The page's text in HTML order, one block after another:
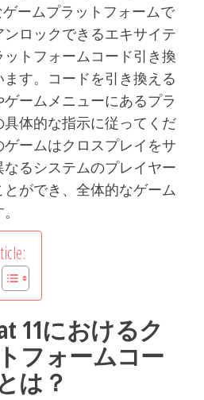
ゲームプラットフォームで
ロックできるエキサイテ
ットフォームコード引き換
す。コードを引き換える
ームメニューにあるプラ
体的な指示に従ってくだ
ームはクロスプレイをサ
るシステムのプレイヤー
ができ、全体的なゲーム
11におけるク
フォームコー
は？